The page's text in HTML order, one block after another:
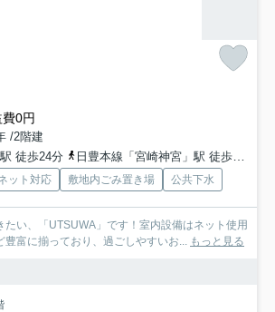
0円
/2階建
徒歩24分
日豊本線「宮崎神宮」駅 徒歩29分
ット対応 敷地内ごみ置き場 公共下水
たい、「UTSUWA」です！室内設備はネット使用
富に揃っており、過ごしやすいお...
もっと見る